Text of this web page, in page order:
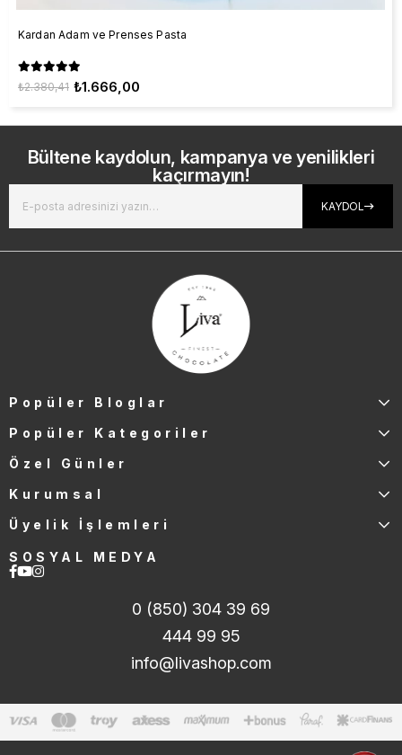
Kardan Adam ve Prenses Pasta
₺1.666,00
₺2.380,41
Bültene kaydolun, kampanya ve yenilikleri
kaçırmayın!
KAYDOL
Popüler Bloglar
Popüler Kategoriler
Özel Günler
Kurumsal
Üyelik İşlemleri
SOSYAL MEDYA
0 (850) 304 39 69
444 99 95
info@livashop.com